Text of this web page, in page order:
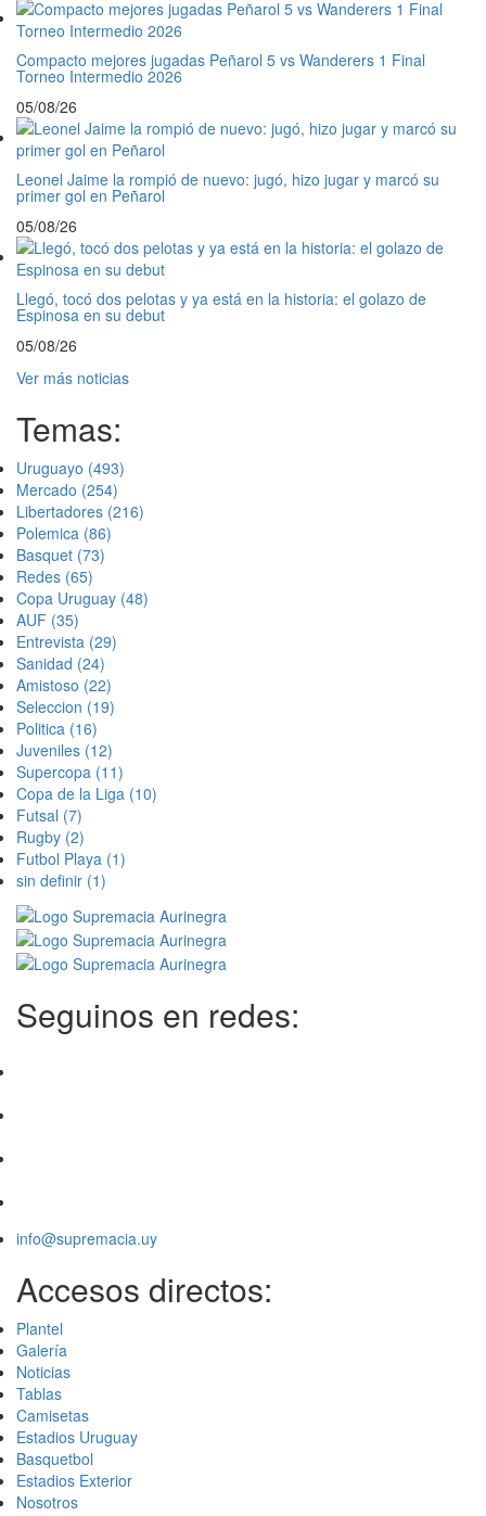
Compacto mejores jugadas Peñarol 5 vs Wanderers 1 Final
Torneo Intermedio 2026
05/08/26
Leonel Jaime la rompió de nuevo: jugó, hizo jugar y marcó su
primer gol en Peñarol
05/08/26
Llegó, tocó dos pelotas y ya está en la historia: el golazo de
Espinosa en su debut
05/08/26
Ver más noticias
Temas:
Uruguayo (493)
Mercado (254)
Libertadores (216)
Polemica (86)
Basquet (73)
Redes (65)
Copa Uruguay (48)
AUF (35)
Entrevista (29)
Sanidad (24)
Amistoso (22)
Seleccion (19)
Politica (16)
Juveniles (12)
Supercopa (11)
Copa de la Liga (10)
Futsal (7)
Rugby (2)
Futbol Playa (1)
sin definir (1)
Seguinos en redes:
info@supremacia.uy
Accesos directos:
Plantel
Galería
Noticias
Tablas
Camisetas
Estadios Uruguay
Basquetbol
Estadios Exterior
Nosotros